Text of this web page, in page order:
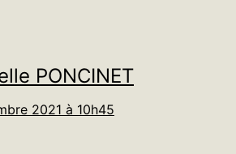
PONCINET
2021 à 10h45